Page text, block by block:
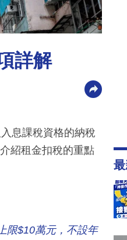
詳解
息課稅資格的納稅
紹租金扣稅的重點